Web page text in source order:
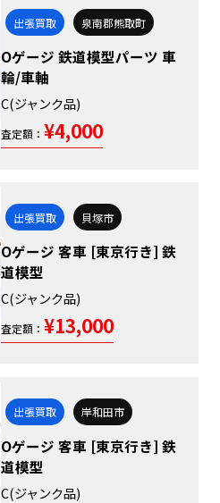
出張買取 泉南郡熊取町
Oゲージ 鉄道模型パーツ 車
輪/車軸
C(ジャンク品)
査定額： ¥4,000
出張買取 貝塚市
Oゲージ 客車 [東京行き] 鉄
道模型
C(ジャンク品)
査定額： ¥13,000
出張買取 岸和田市
Oゲージ 客車 [東京行き] 鉄
道模型
C(ジャンク品)